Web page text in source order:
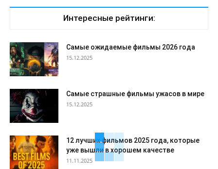
Интересные рейтинги:
Самые ожидаемые фильмы 2026 года
15.12.2025
Самые страшные фильмы ужасов в мире
15.12.2025
12 лучших фильмов 2025 года, которые
уже вышли в хорошем качестве
11.11.2025